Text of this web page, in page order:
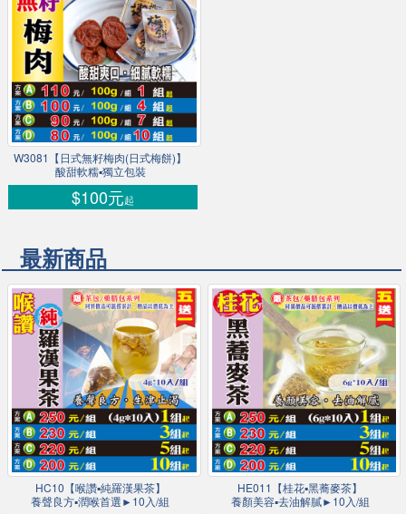
W3081【日式無籽梅肉(日式梅餅)】
酸甜軟糯▪獨立包裝
$100元起
最新商品
HC10【喉讚▪純羅漢果茶】
養聲良方▪潤喉首選►10入/組
HE011【桂花▪黑蕎麥茶】
養顏美容▪去油解膩►10入/組